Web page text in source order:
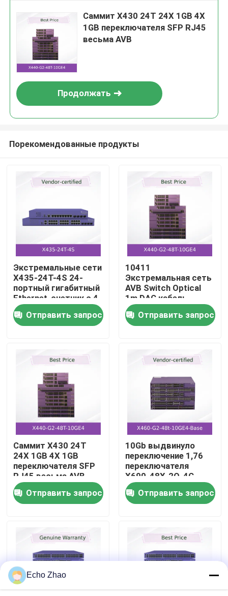
Домой
Видео
О нас
Экскурсия по заводу
Контроль качества
Свяжитесь с нами
Случаи
Запросить расценки
Саммит X430 24T 24X 1GB 4X
1GB переключателя SFP RJ45
весьма AVB
Продолжать
Порекомендованные продукты
Экстремальные сети
X435-24T-4S 24-
портный гигабитный
Ethernet-счетчик с 4
SFP Uplinks
Отправить запрос
10411
Экстремальная сеть
AVB Switch Optical
1m DAC кабель
новый и
оригинальный
Отправить запрос
Саммит X430 24T
24X 1GB 4X 1GB
переключателя SFP
RJ45 весьма AVB
Отправить запрос
10Gb выдвинуло
переключение 1,76
переключателя
X690-48X-2Q-4C
сети AVB TBPS
весьма
Отправить запрос
Echo Zhao